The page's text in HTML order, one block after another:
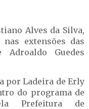
Alves da Silva,
extensões das
Guedes
por Ladeira de Erly
do programa de
Prefeitura de